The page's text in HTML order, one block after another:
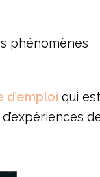
phénomènes
d’emploi qui